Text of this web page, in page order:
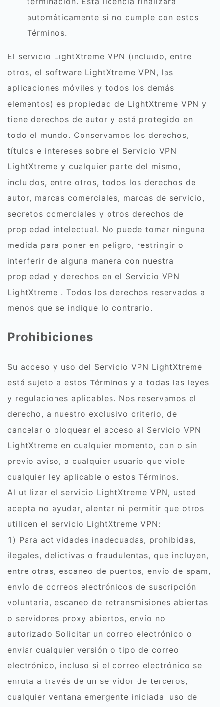
automáticamente si no cumple con estos
Términos.
El servicio LightXtreme VPN (incluido, entre
otros, el software LightXtreme VPN, las
aplicaciones móviles y todos los demás
elementos) es propiedad de LightXtreme VPN y
tiene derechos de autor y está protegido en
todo el mundo. Conservamos los derechos,
títulos e intereses sobre el Servicio VPN
LightXtreme y cualquier parte del mismo,
incluidos, entre otros, todos los derechos de
autor, marcas comerciales, marcas de servicio,
secretos comerciales y otros derechos de
propiedad intelectual. No puede tomar ninguna
medida para poner en peligro, restringir o
interferir de alguna manera con nuestra
propiedad y derechos en el Servicio VPN
LightXtreme . Todos los derechos reservados a
menos que se indique lo contrario.
Prohibiciones
Su acceso y uso del Servicio VPN LightXtreme
está sujeto a estos Términos y a todas las leyes
y regulaciones aplicables. Nos reservamos el
derecho, a nuestro exclusivo criterio, de
cancelar o bloquear el acceso al Servicio VPN
LightXtreme en cualquier momento, con o sin
previo aviso, a cualquier usuario que viole
cualquier ley aplicable o estos Términos.
Al utilizar el servicio LightXtreme VPN, usted
acepta no ayudar, alentar ni permitir que otros
utilicen el servicio LightXtreme VPN:
1) Para actividades inadecuadas, prohibidas,
ilegales, delictivas o fraudulentas, que incluyen,
entre otras, escaneo de puertos, envío de spam,
envío de correos electrónicos de suscripción
voluntaria, escaneo de retransmisiones abiertas
o servidores proxy abiertos, envío no
autorizado Solicitar un correo electrónico o
enviar cualquier versión o tipo de correo
electrónico, incluso si el correo electrónico se
enruta a través de un servidor de terceros,
cualquier ventana emergente iniciada, uso de